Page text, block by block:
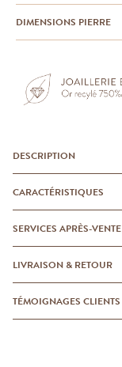
DIMENSIONS PIERRE
DESCRIPTION
CARACTÉRISTIQUES
SERVICES APRÈS-VENTE
LIVRAISON & RETOUR
TÉMOIGNAGES CLIENTS